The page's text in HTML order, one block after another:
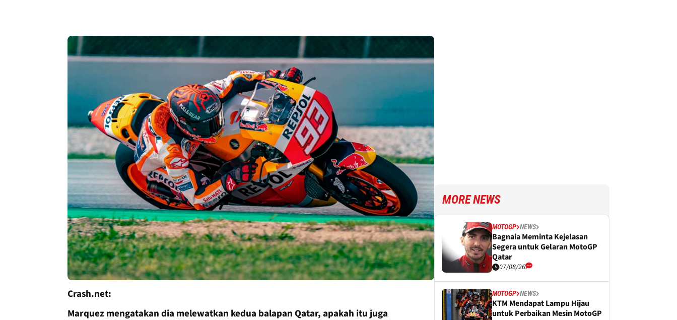
Crash.net:
Marquez mengatakan dia melewatkan kedua balapan Qatar, apakah itu juga
MORE NEWS
MOTOGP NEWS
Bagnaia Meminta Kejelasan
Segera untuk Gelaran MotoGP
Qatar
07/08/26
MOTOGP NEWS
KTM Mendapat Lampu Hijau
untuk Perbaikan Mesin MotoGP